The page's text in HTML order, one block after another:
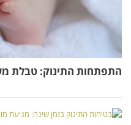
התפתחות התינוק: טבלת